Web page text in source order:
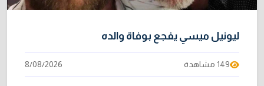
ليونيل ميسي يفجع بوفاة والده
149 مشاهدة 8/08/2026